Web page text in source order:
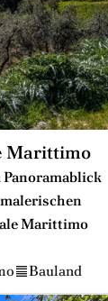
Marittimo
malerischen
Marittimo
Bauland